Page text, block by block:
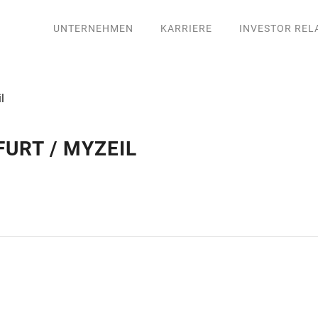
UNTERNEHMEN KARRIERE INVESTOR
/ MYZEIL